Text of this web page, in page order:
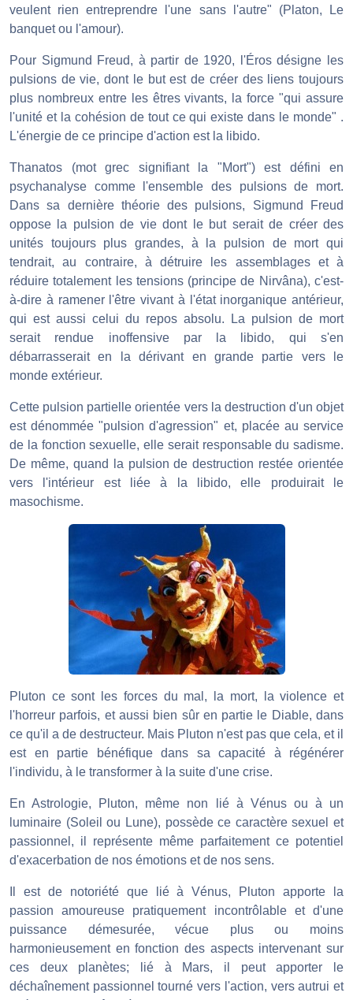
veulent rien entreprendre l'une sans l'autre" (Platon, Le
banquet ou l'amour).
Pour Sigmund Freud, à partir de 1920, l'Éros désigne les
pulsions de vie, dont le but est de créer des liens toujours
plus nombreux entre les êtres vivants, la force "qui assure
l'unité et la cohésion de tout ce qui existe dans le monde" .
L'énergie de ce principe d'action est la libido.
Thanatos (mot grec signifiant la "Mort") est défini en
psychanalyse comme l'ensemble des pulsions de mort.
Dans sa dernière théorie des pulsions, Sigmund Freud
oppose la pulsion de vie dont le but serait de créer des
unités toujours plus grandes, à la pulsion de mort qui
tendrait, au contraire, à détruire les assemblages et à
réduire totalement les tensions (principe de Nirvâna), c'est-
à-dire à ramener l'être vivant à l'état inorganique antérieur,
qui est aussi celui du repos absolu. La pulsion de mort
serait rendue inoffensive par la libido, qui s'en
débarrasserait en la dérivant en grande partie vers le
monde extérieur.
Cette pulsion partielle orientée vers la destruction d'un objet
est dénommée "pulsion d'agression" et, placée au service
de la fonction sexuelle, elle serait responsable du sadisme.
De même, quand la pulsion de destruction restée orientée
vers l'intérieur est liée à la libido, elle produirait le
masochisme.
Pluton ce sont les forces du mal, la mort, la violence et
l'horreur parfois, et aussi bien sûr en partie le Diable, dans
ce qu'il a de destructeur. Mais Pluton n'est pas que cela, et il
est en partie bénéfique dans sa capacité à régénérer
l'individu, à le transformer à la suite d'une crise.
En Astrologie, Pluton, même non lié à Vénus ou à un
luminaire (Soleil ou Lune), possède ce caractère sexuel et
passionnel, il représente même parfaitement ce potentiel
d'exacerbation de nos émotions et de nos sens.
Il est de notoriété que lié à Vénus, Pluton apporte la
passion amoureuse pratiquement incontrôlable et d'une
puissance démesurée, vécue plus ou moins
harmonieusement en fonction des aspects intervenant sur
ces deux planètes; lié à Mars, il peut apporter le
déchaînement passionnel tourné vers l'action, vers autrui et